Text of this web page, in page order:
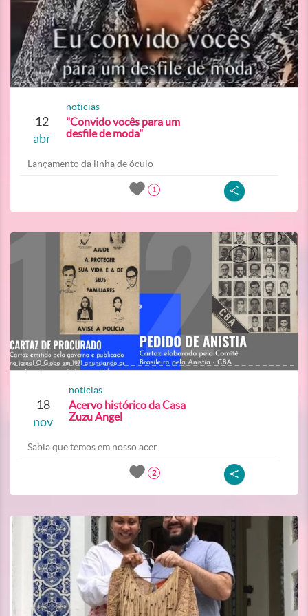
12
abr
noticias
"Convido vocês para um
desfile de moda"
Lançamento da linha de óculo
1
18
nov
noticias
Acervo histórico da Casa
Zuzu Angel
Sabia que temos em nosso acer
2